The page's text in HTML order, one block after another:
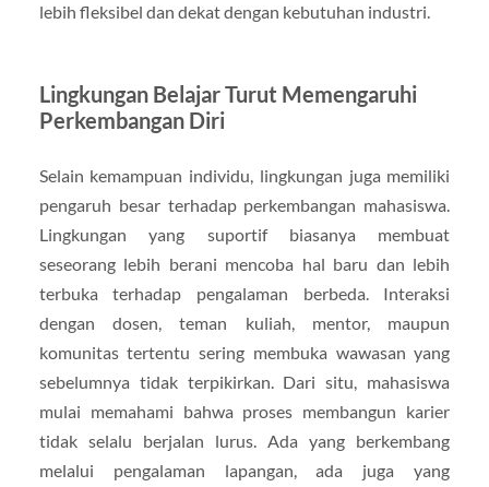
lebih fleksibel dan dekat dengan kebutuhan industri.
Lingkungan Belajar Turut Memengaruhi
Perkembangan Diri
Selain kemampuan individu, lingkungan juga memiliki
pengaruh besar terhadap perkembangan mahasiswa.
Lingkungan yang suportif biasanya membuat
seseorang lebih berani mencoba hal baru dan lebih
terbuka terhadap pengalaman berbeda. Interaksi
dengan dosen, teman kuliah, mentor, maupun
komunitas tertentu sering membuka wawasan yang
sebelumnya tidak terpikirkan. Dari situ, mahasiswa
mulai memahami bahwa proses membangun karier
tidak selalu berjalan lurus. Ada yang berkembang
melalui pengalaman lapangan, ada juga yang